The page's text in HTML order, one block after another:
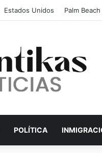
Estados Unidos Palm Beach
POLÍTICA